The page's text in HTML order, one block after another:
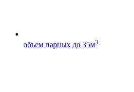
объем парных до 35м3